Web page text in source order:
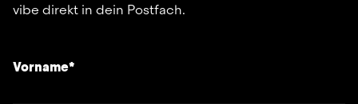
vibe direkt in dein Postfach.
Vorname*